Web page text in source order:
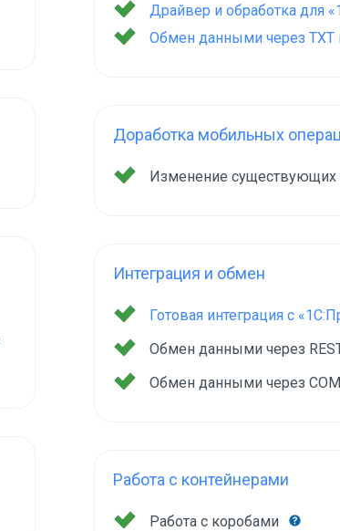
Драйвер и обработка для
Обмен данными через TXT
Доработка мобильных
Изменение
Интеграция и обмен
Готовая интеграция с
Обмен данными через
Обмен данными через
Работа с контейнерами
Работа с коробами